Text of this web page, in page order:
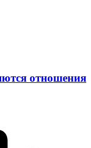
отношения